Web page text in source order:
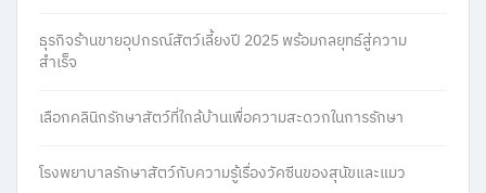
ธุรกิจร้านขายอุปกรณ์สัตว์เลี้ยงปี 2025 พร้อมกลยุทธ์สู่ความ
สำเร็จ
เลือกคลินิกรักษาสัตว์ที่ใกล้บ้านเพื่อความสะดวกในการรักษา
โรงพยาบาลรักษาสัตว์กับความรู้เรื่องวัคซีนของสุนัขและแมว